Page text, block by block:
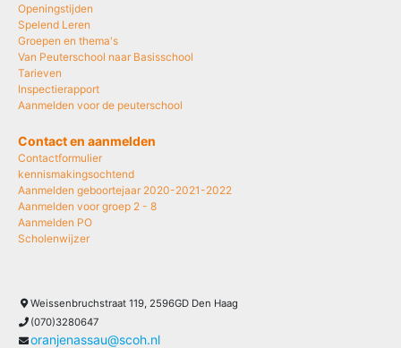
Openingstijden
Spelend Leren
Groepen en thema's
Van Peuterschool naar Basisschool
Tarieven
Inspectierapport
Aanmelden voor de peuterschool
Contact en aanmelden
Contactformulier
kennismakingsochtend
Aanmelden geboortejaar 2020-2021-2022
Aanmelden voor groep 2 - 8
Aanmelden PO
Scholenwijzer
Weissenbruchstraat 119, 2596GD Den Haag
(070)3280647
oranjenassau@scoh.nl